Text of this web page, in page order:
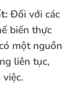
Đối với các
biến thực
một nguồn
liên tục,